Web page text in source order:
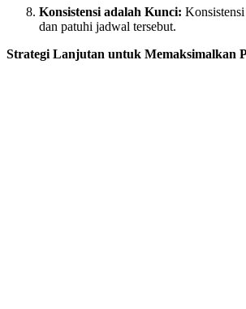
Konsistensi adalah Kunci:
dan patuhi jadwal tersebut.
Strategi Lanjutan untuk Memaksimalkan